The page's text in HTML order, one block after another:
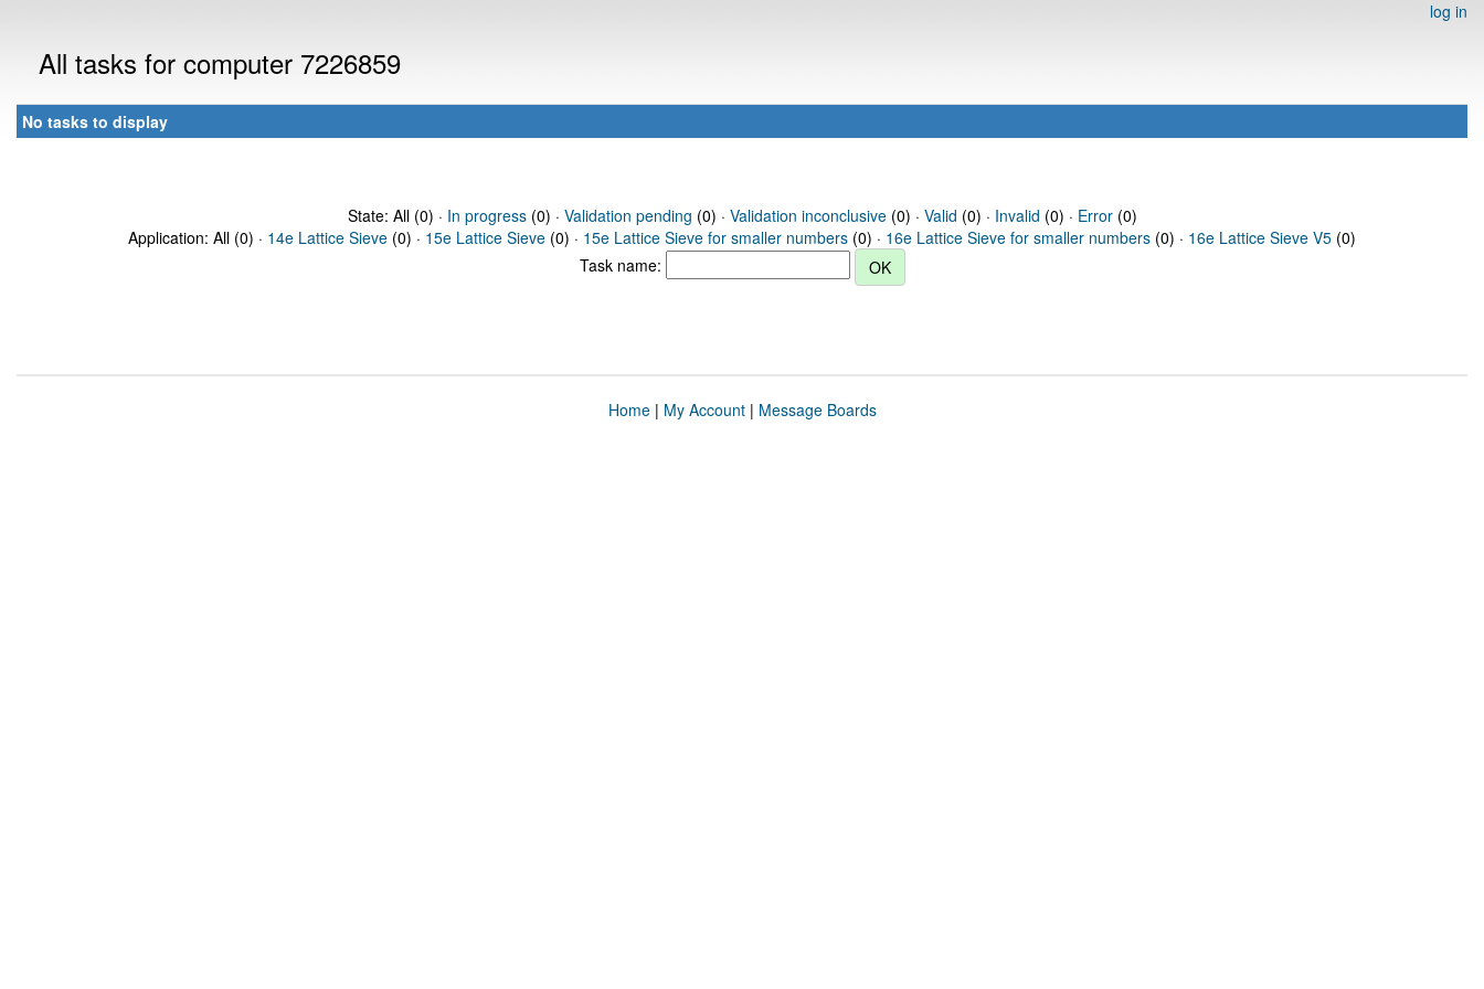
log in
All tasks for computer 7226859
No tasks to display
State: All (0) · In progress(0) · Validation pending (0) · Validation inconclusive(0) · Valid (0) · Invalid (0) · Error(0)
Application: All (0) · 14e Lattice Sieve (0) · 15e Lattice Sieve (0) · 15e Lattice Sieve for smaller numbers (0) · 16e Lattice Sieve for smaller numbers (0) · 16e Lattice Sieve V5 (0)
Task name:
Home| My Account| Message Boards